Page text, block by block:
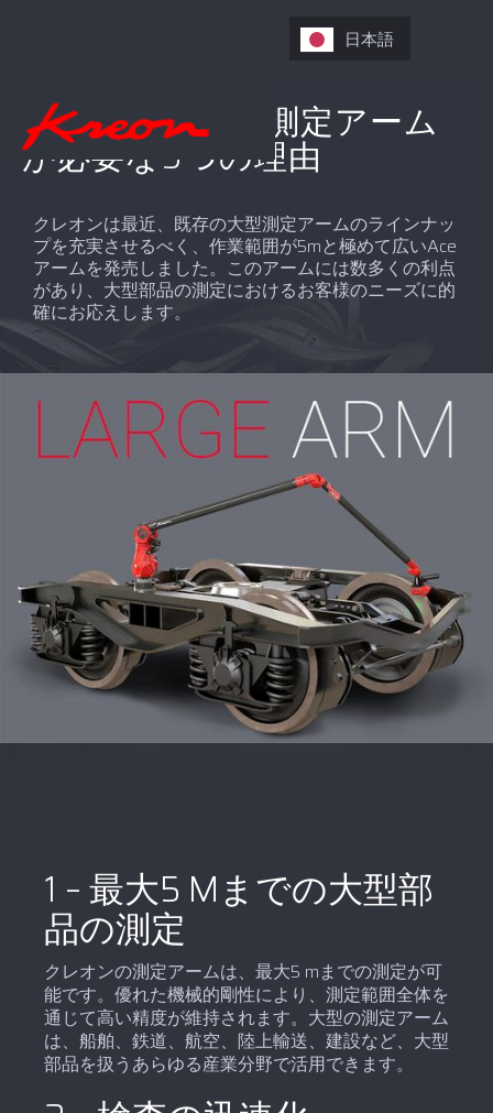
クレオンの大型測定アーム
が必要な9つの理由
クレオンは最近、既存の大型測定アームのラインナッ
プを充実させるべく、作業範囲が5mと極めて広いAce
アームを発売しました。このアームには数多くの利点
があり、大型部品の測定におけるお客様のニーズに的
確にお応えします。
1 – 最大5 Mまでの大型部
品の測定
クレオンの測定アームは、最大5 mまでの測定が可
能です。優れた機械的剛性により、測定範囲全体を
通じて高い精度が維持されます。大型の測定アーム
は、船舶、鉄道、航空、陸上輸送、建設など、大型
部品を扱うあらゆる産業分野で活用できます。
日本語